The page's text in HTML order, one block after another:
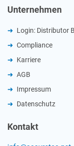
Unternehmen
Login: Distributor
Compliance
Karriere
AGB
Impressum
Datenschutz
Kontakt